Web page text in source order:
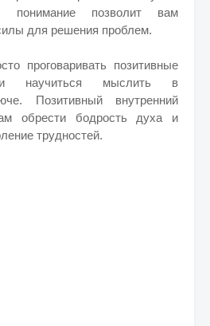
позволит вам
для решения проблем.
проговаривать позитивные
научиться мыслить в
Позитивный внутренний
обрести бодрость духа и
трудностей.